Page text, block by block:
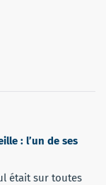
: l’un de ses
était sur toutes